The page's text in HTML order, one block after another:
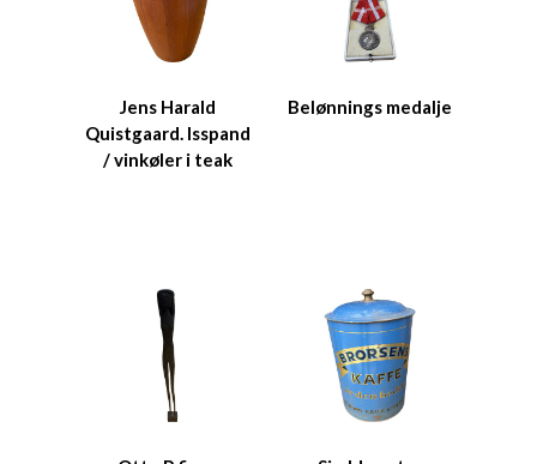
Jens Harald
Quistgaard. Isspand
/ vinkøler i teak
Belønnings medalje